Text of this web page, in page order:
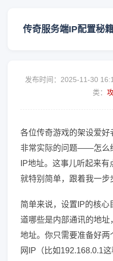
传奇服务端IP配置秘
发布时间：2025-11-30
类：
各位传奇游戏的架设爱
非常实际的问题——怎么
IP地址。这事儿听起来
就特别简单，跟着我一步
简单来说，设置IP的核心
道哪些是内部通讯的地
地址。你只需要准备好
网IP（比如192.168.0.1